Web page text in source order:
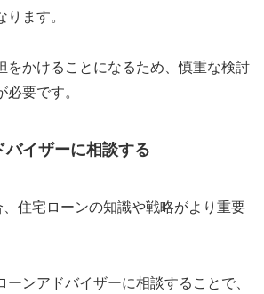
ます。
をかけることになるため、慎重な検討
要です。
バイザーに相談する
住宅ローンの知識や戦略がより重要
ーンアドバイザーに相談することで、